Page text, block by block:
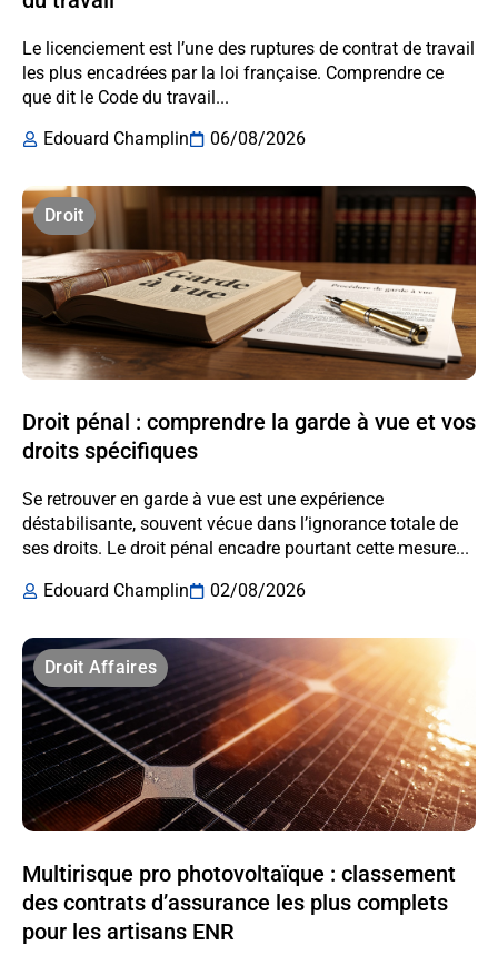
Le licenciement est l’une des ruptures de contrat de travail
les plus encadrées par la loi française. Comprendre ce
que dit le Code du travail...
Edouard Champlin
06/08/2026
Droit
Droit pénal : comprendre la garde à vue et vos
droits spécifiques
Se retrouver en garde à vue est une expérience
déstabilisante, souvent vécue dans l’ignorance totale de
ses droits. Le droit pénal encadre pourtant cette mesure...
Edouard Champlin
02/08/2026
Droit Affaires
Multirisque pro photovoltaïque : classement
des contrats d’assurance les plus complets
pour les artisans ENR